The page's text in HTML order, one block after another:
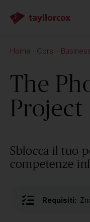
Home Corsi
The
Project
Sblocca il tuo
competenze
Requisiti: